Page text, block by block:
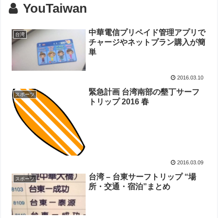
YouTaiwan
台湾
中華電信プリペイド管理アプリで
チャージやネットプラン購入が簡
単
2016.03.10
スポーツ
緊急計画 台湾南部の墾丁サーフ
トリップ 2016 春
2016.03.09
スポーツ
台湾 – 台東サーフトリップ “場
所・交通・宿泊”まとめ